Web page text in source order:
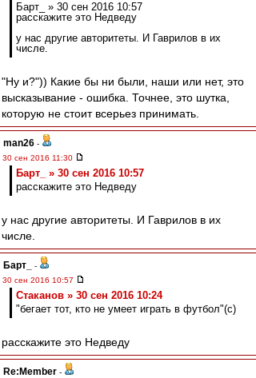
Барт_ » 30 сен 2016 10:57
расскажите это Недведу
у нас другие авторитеты. И Гаврилов в их
числе.
"Ну и?")) Какие бы ни были, наши или нет, это
высказывание - ошибка. Точнее, это шутка,
которую не стоит всерьез принимать.
man26 -
30 сен 2016 11:30
Барт_ » 30 сен 2016 10:57
расскажите это Недведу
у нас другие авторитеты. И Гаврилов в их
числе.
Барт_
-
30 сен 2016 10:57
Cтаканов » 30 сен 2016 10:24
"бегает тот, кто не умеет играть в футбол"(с)
расскажите это Недведу
Re:Member -